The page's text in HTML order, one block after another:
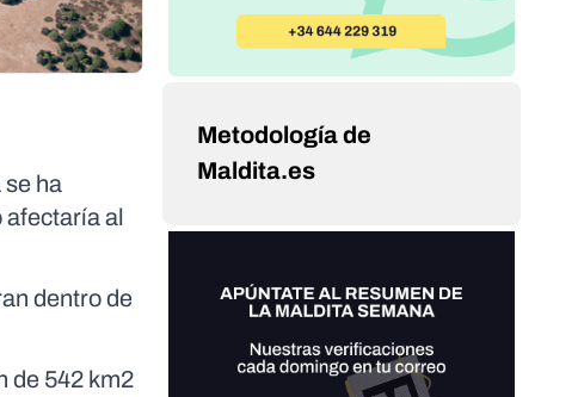
ha
afectaría al
dentro de
de 542 km2
Metodología de
Maldita.es